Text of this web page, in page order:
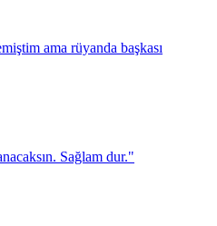
ama rüyanda başkası
Sağlam dur."